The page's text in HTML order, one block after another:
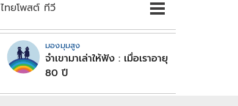
ไทยโพสต์ ทีวี
มองมุมสูง
จำเขามาเล่าให้ฟัง : เมื่อเราอายุ
80 ปี